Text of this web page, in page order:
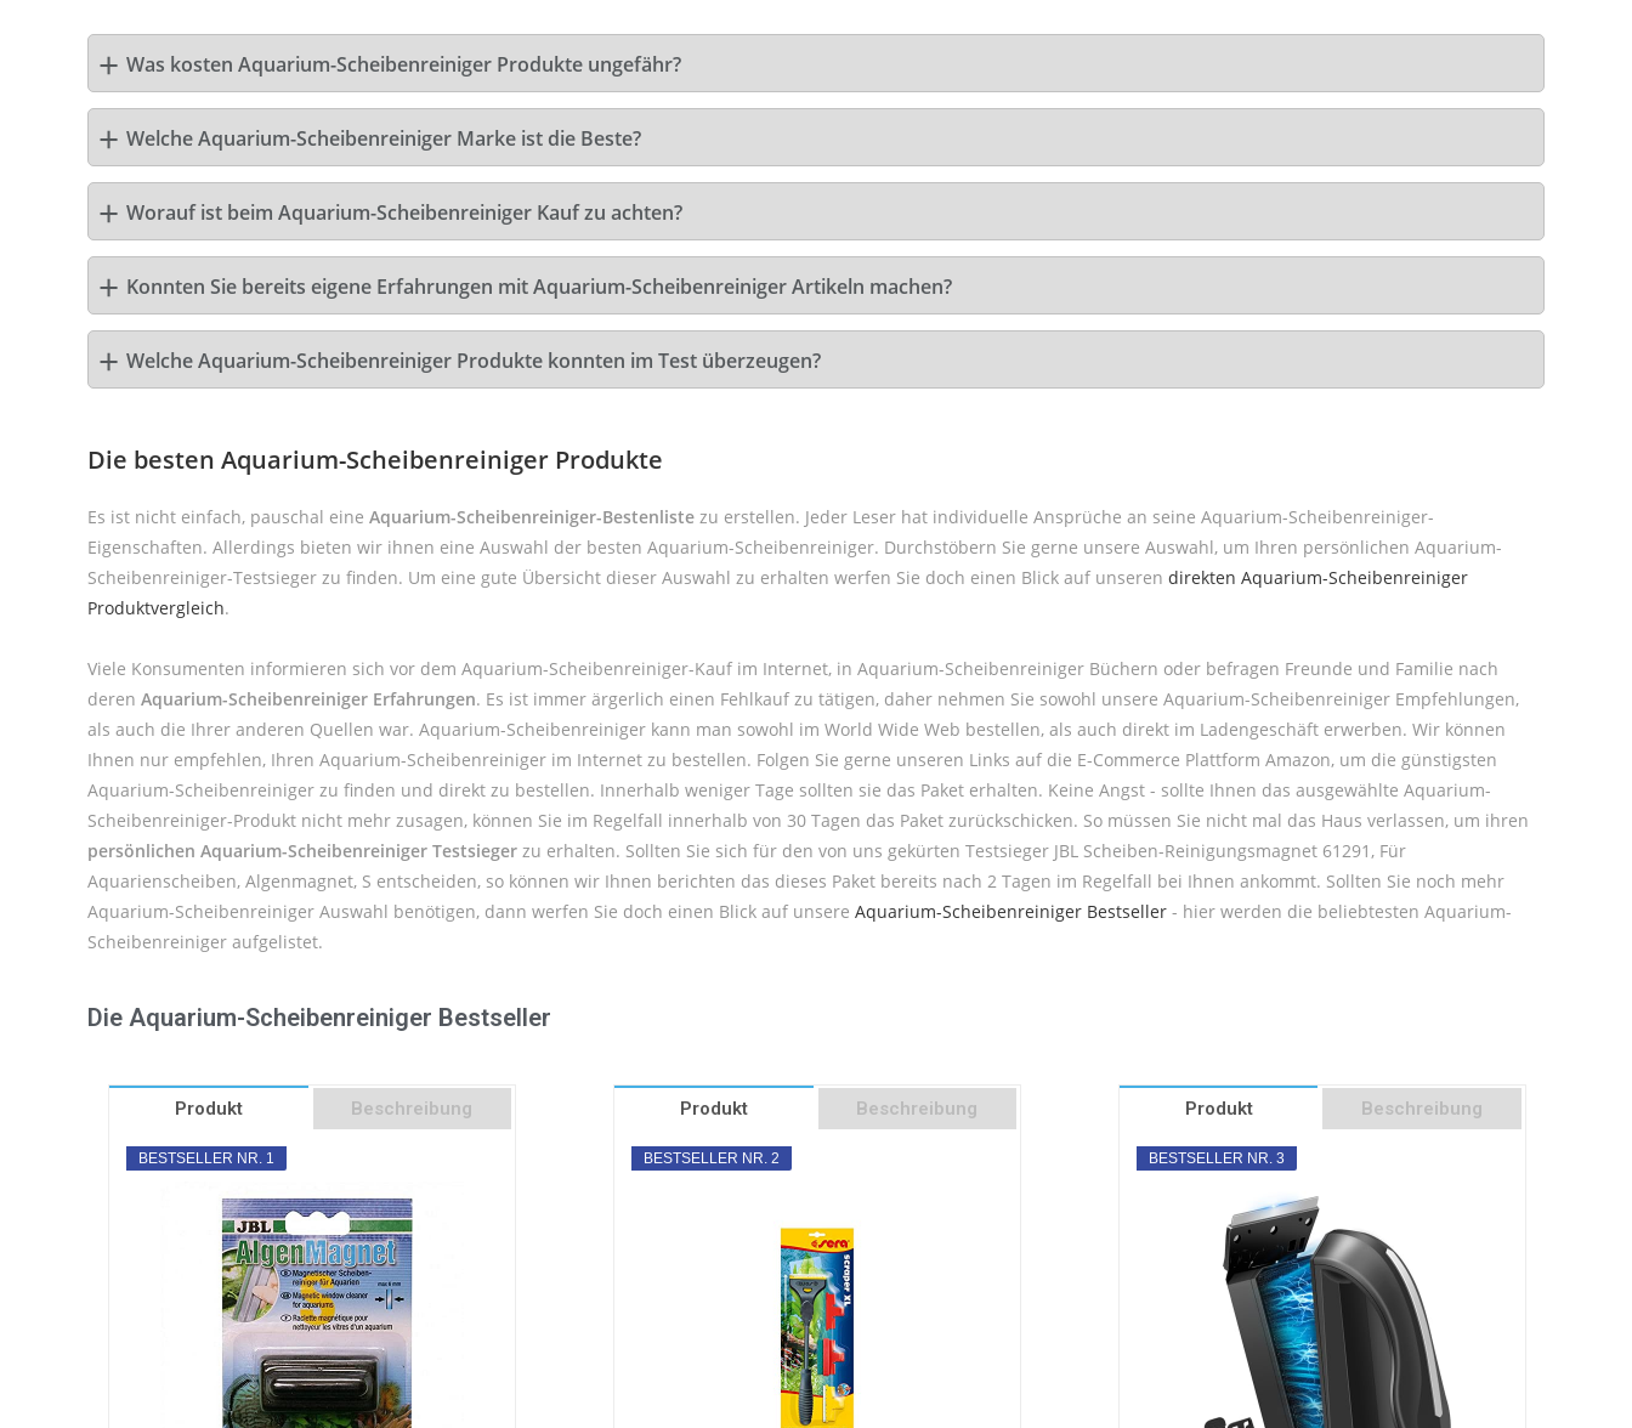
Was kosten Aquarium-Scheibenreiniger Produkte ungefähr?
Welche Aquarium-Scheibenreiniger Marke ist die Beste?
Worauf ist beim Aquarium-Scheibenreiniger Kauf zu achten?
Konnten Sie bereits eigene Erfahrungen mit Aquarium-Scheibenreiniger Artikeln machen?
Welche Aquarium-Scheibenreiniger Produkte konnten im Test überzeugen?
Die besten Aquarium-Scheibenreiniger Produkte
Es ist nicht einfach, pauschal eine Aquarium-Scheibenreiniger-Bestenliste zu erstellen. Jeder Leser hat individuelle Ansprüche an seine Aquarium-Scheibenreiniger-
Eigenschaften. Allerdings bieten wir ihnen eine Auswahl der besten Aquarium-Scheibenreiniger. Durchstöbern Sie gerne unsere Auswahl, um Ihren persönlichen Aquarium-
Scheibenreiniger-Testsieger zu finden. Um eine gute Übersicht dieser Auswahl zu erhalten werfen Sie doch einen Blick auf unseren direkten Aquarium-Scheibenreiniger
Produktvergleich.
Viele Konsumenten informieren sich vor dem Aquarium-Scheibenreiniger-Kauf im Internet, in Aquarium-Scheibenreiniger Büchern oder befragen Freunde und Familie nach
deren Aquarium-Scheibenreiniger Erfahrungen. Es ist immer ärgerlich einen Fehlkauf zu tätigen, daher nehmen Sie sowohl unsere Aquarium-Scheibenreiniger Empfehlungen,
als auch die Ihrer anderen Quellen war. Aquarium-Scheibenreiniger kann man sowohl im World Wide Web bestellen, als auch direkt im Ladengeschäft erwerben. Wir können
Ihnen nur empfehlen, Ihren Aquarium-Scheibenreiniger im Internet zu bestellen. Folgen Sie gerne unseren Links auf die E-Commerce Plattform Amazon, um die günstigsten
Aquarium-Scheibenreiniger zu finden und direkt zu bestellen. Innerhalb weniger Tage sollten sie das Paket erhalten. Keine Angst - sollte Ihnen das ausgewählte Aquarium-
Scheibenreiniger-Produkt nicht mehr zusagen, können Sie im Regelfall innerhalb von 30 Tagen das Paket zurückschicken. So müssen Sie nicht mal das Haus verlassen, um ihren
persönlichen Aquarium-Scheibenreiniger Testsieger zu erhalten. Sollten Sie sich für den von uns gekürten Testsieger JBL Scheiben-Reinigungsmagnet 61291, Für
Aquarienscheiben, Algenmagnet, S entscheiden, so können wir Ihnen berichten das dieses Paket bereits nach 2 Tagen im Regelfall bei Ihnen ankommt. Sollten Sie noch mehr
Aquarium-Scheibenreiniger Auswahl benötigen, dann werfen Sie doch einen Blick auf unsere Aquarium-Scheibenreiniger Bestseller - hier werden die beliebtesten Aquarium-
Scheibenreiniger aufgelistet.
Die Aquarium-Scheibenreiniger Bestseller
Produkt Beschreibung
BESTSELLER NR. 1
Produkt Beschreibung
BESTSELLER NR. 2
Produkt Beschreibung
BESTSELLER NR. 3